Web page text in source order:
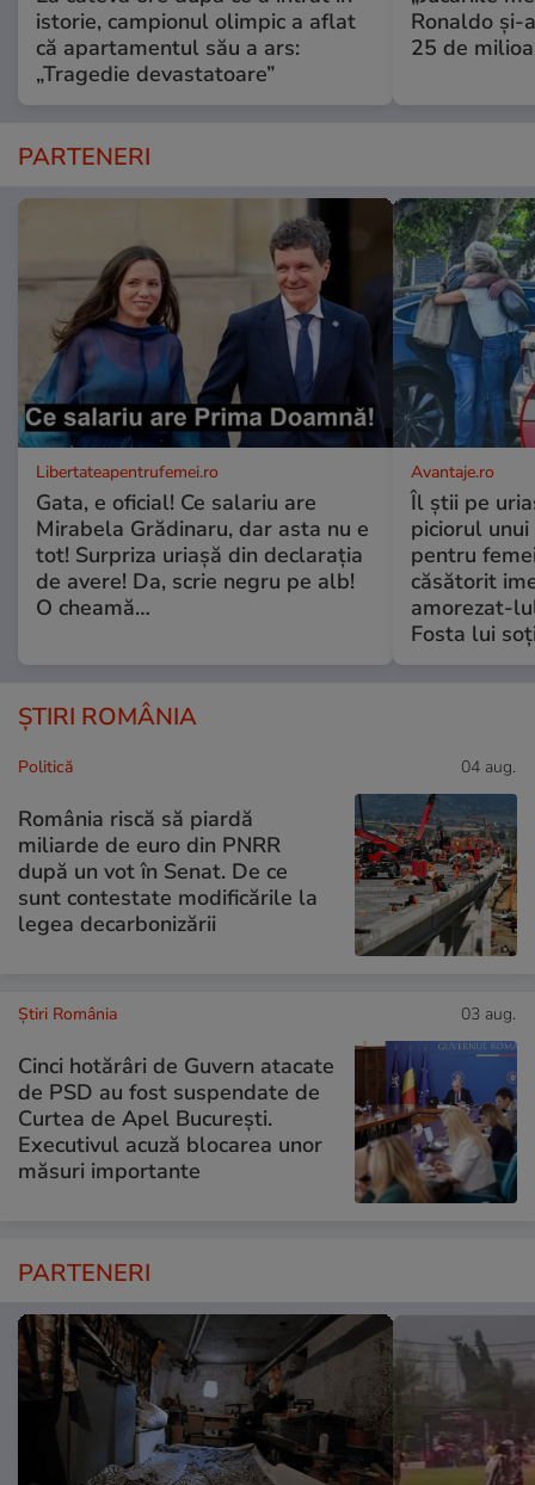
istorie, campionul olimpic a aflat
că apartamentul său a ars:
„Tragedie devastatoare”
Ronaldo și-
25 de
PARTENERI
Libertateapentrufemei.ro
Gata, e oficial! Ce salariu are
Mirabela Grădinaru, dar asta nu e
tot! Surpriza uriașă din declarația
de avere! Da, scrie negru pe alb!
O cheamă…
Avantaje.ro
Îl știi pe
piciorul
pentru
căsătorit
amorezat-
Fosta lui
ȘTIRI ROMÂNIA
Politică 04 aug.
România riscă să piardă
miliarde de euro din PNRR
după un vot în Senat. De ce
sunt contestate modificările la
legea decarbonizării
Știri România 03 aug.
Cinci hotărâri de Guvern atacate
de PSD au fost suspendate de
Curtea de Apel București.
Executivul acuză blocarea unor
măsuri importante
PARTENERI